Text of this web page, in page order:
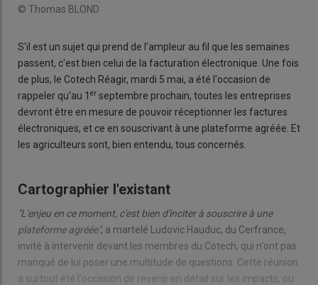
© Thomas BLOND
S'il est un sujet qui prend de l'ampleur au fil que les semaines
passent, c'est bien celui de la facturation électronique. Une fois
de plus, le Cotech Réagir, mardi 5 mai, a été l'occasion de
rappeler qu'au 1 er septembre prochain, toutes les entreprises
devront être en mesure de pouvoir réceptionner les factures
électroniques, et ce en souscrivant à une plateforme agréée. Et
les agriculteurs sont, bien entendu, tous concernés.
Cartographier l'existant
"L'enjeu en ce moment, c'est bien d'inciter à souscrire à une
plateforme agréée", a martelé Ludovic Hauduc, du Cerfrance,
invité à intervenir devant les membres du Cotech, qui n'ont pas
manqué de lui poser une multitude de questions. Cette réunion
a surtout été l'occasion de revenir en détail sur les impacts, ou